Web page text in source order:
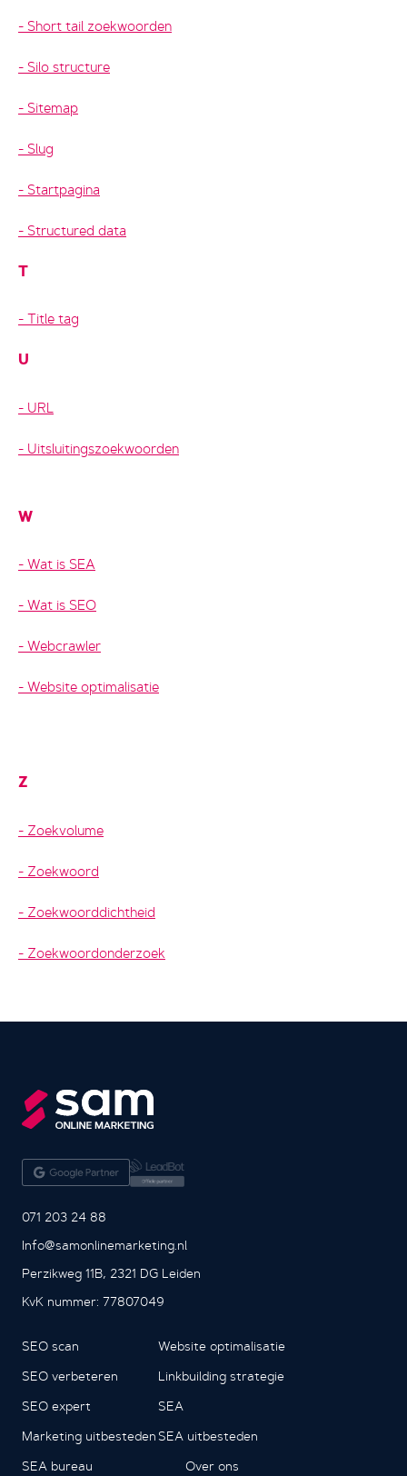
Short tail zoekwoorden
Silo structure
Sitemap
Slug
Startpagina
Structured data
T
Title tag
U
URL
Uitsluitingszoekwoorden
W
Wat is SEA
Wat is SEO
Webcrawler
Website optimalisatie
Z
Zoekvolume
Zoekwoord
Zoekwoorddichtheid
Zoekwoordonderzoek
071 203 24 88
Info@samonlinemarketing.nl
Perzikweg 11B, 2321 DG Leiden
KvK nummer: 77807049
SEO scan
SEO verbeteren
SEO expert
Marketing uitbesteden
Website optimalisatie
Linkbuilding strategie
SEA
SEA uitbesteden
SEA bureau
Over ons